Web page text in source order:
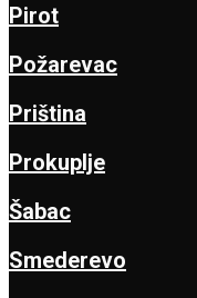
Pirot
Požarevac
Priština
Prokuplje
Šabac
Smederevo